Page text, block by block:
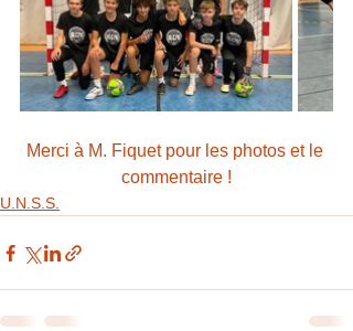
Merci à M. Fiquet pour les photos et le
commentaire !
U.N.S.S.